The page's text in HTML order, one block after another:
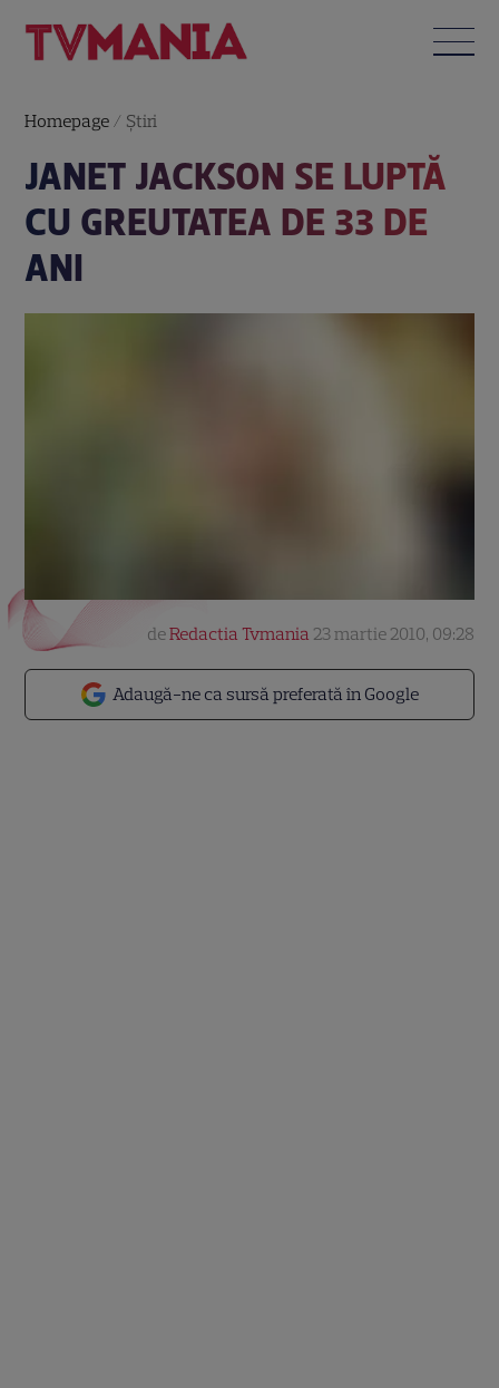
Homepage / Știri
JANET JACKSON SE LUPTĂ
CU GREUTATEA DE 33 DE
ANI
Adaugă-ne ca sursă preferată în Google
deRedactia Tvmania 23 martie 2010, 09:28